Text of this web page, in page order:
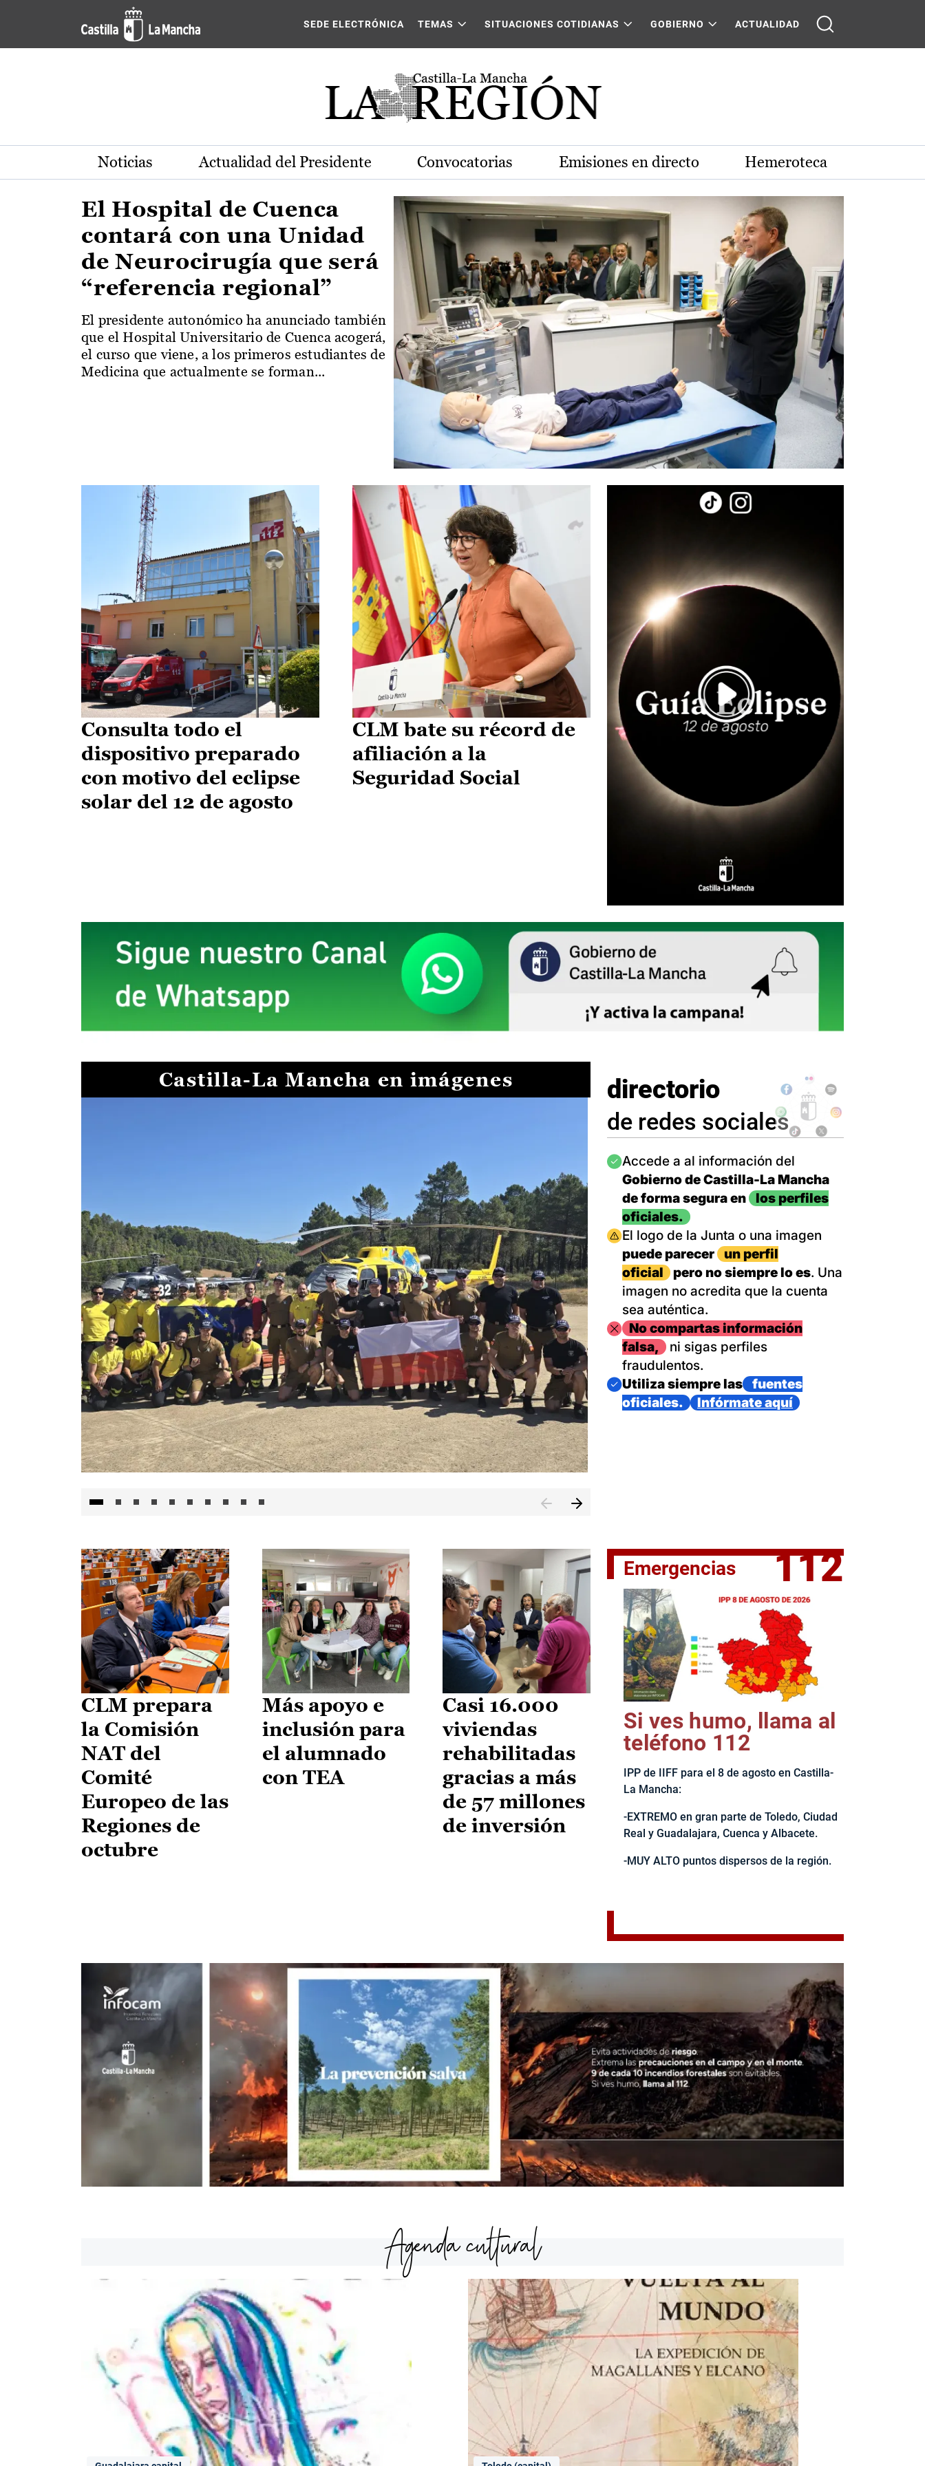
Pasar al contenido principal
Actualidad de la región de Castilla-La Mancha
SEDE ELECTRÓNICA TEMAS SITUACIONES COTIDIANAS GOBIERNO ACTUALIDAD
Noticias Actualidad del Presidente Convocatorias Emisiones en directo Hemeroteca
El Hospital de Cuenca
contará con una Unidad
de Neurocirugía que será
“referencia regional”
El presidente autonómico ha anunciado también
que el Hospital Universitario de Cuenca acogerá,
el curso que viene, a los primeros estudiantes de
Medicina que actualmente se forman...
Consulta todo el
dispositivo preparado
con motivo del eclipse
solar del 12 de agosto
CLM bate su récord de
afiliación a la
Seguridad Social
Castilla-La Mancha en imágenes
II Vuelta Ciclista CLM LEADER
directorio
de redes sociales
Imagen
Accede a al información del
Gobierno de Castilla-La Mancha
de forma segura en
los perfiles
oficiales.
Imagen
El logo de la Junta o una imagen
puede parecer
un perfil
oficial
pero no siempre lo es. Una
imagen no acredita que la cuenta
sea auténtica.
ImagenNo compartas información
falsa,
ni sigas perfiles
fraudulentos.
Imagen
Utiliza siempre las
fuentes
oficiales.
Infórmate aquí
CLM prepara
la Comisión
NAT del
Comité
Europeo de las
Regiones de
octubre
Más apoyo e
inclusión para
el alumnado
con TEA
Casi 16.000
viviendas
rehabilitadas
gracias a más
de 57 millones
de inversión
Emergencias 112
Si ves humo, llama al
teléfono 112
IPP de IIFF para el 8 de agosto en Castilla-
La Mancha:
-EXTREMO en gran parte de Toledo, Ciudad
Real y Guadalajara, Cuenca y Albacete.
-MUY ALTO puntos dispersos de la región.
Agenda cultural